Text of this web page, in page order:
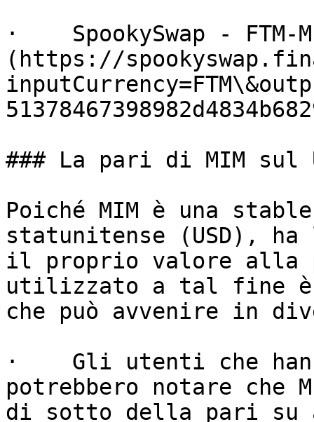
·    SpookySwap -
(https://
### La pari di MIM sul
Poiché MIM è una
statunitense (USD),
il proprio valore alla
utilizzato a tal fine è
che può avvenire in
·    Gli utenti che
potrebbero notare che
di sotto della pari su